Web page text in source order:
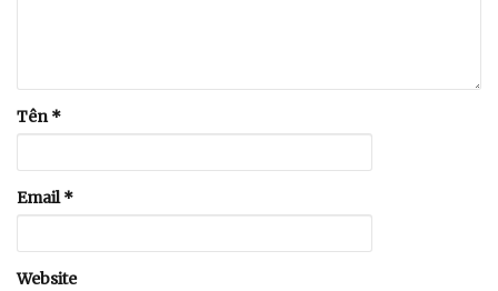
Tên*
Email*
Website